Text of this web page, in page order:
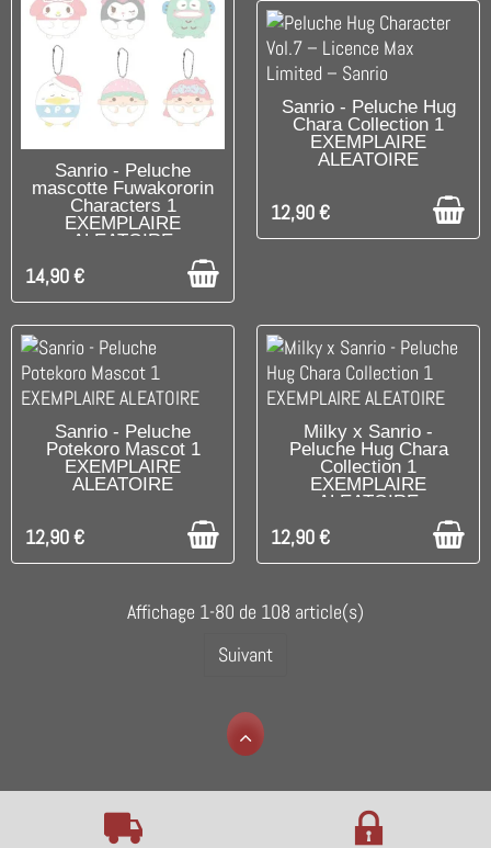
DISPONIBLE
Sanrio - Peluche
mascotte Fuwakororin
Characters 1
EXEMPLAIRE
ALEATOIRE
14,90 €
DISPONIBLE
Sanrio - Peluche Hug
Chara Collection 1
EXEMPLAIRE
ALEATOIRE
12,90 €
DISPONIBLE
Sanrio - Peluche
Potekoro Mascot 1
EXEMPLAIRE
ALEATOIRE
12,90 €
DISPONIBLE
Milky x Sanrio -
Peluche Hug Chara
Collection 1
EXEMPLAIRE
ALEATOIRE
12,90 €
Affichage 1-80 de 108 article(s)
Suivant